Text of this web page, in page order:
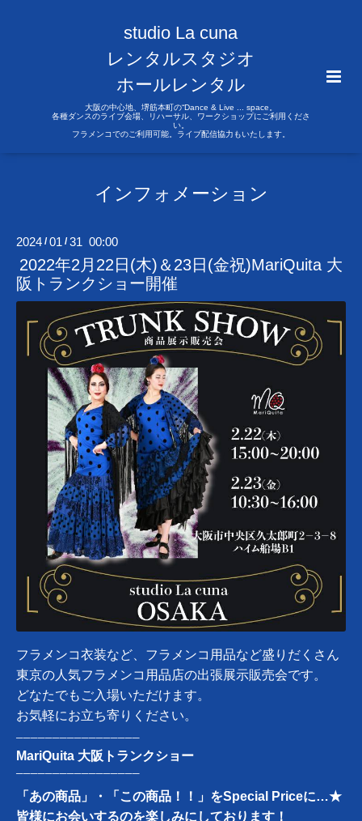
studio La cuna
レンタルスタジオ
ホールレンタル
大阪の中心地、堺筋本町の“Dance & Live ... space。
各種ダンスのライブ会場、リハーサル、ワークショップにご利用くださ
い。
フラメンコでのご利用可能。ライブ配信協力もいたします。
インフォメーション
2024 /01 /31 00:00
2022年2月22日(木)＆23日(金祝)MariQuita 大
阪トランクショー開催
フラメンコ衣装など、フラメンコ用品など盛りだくさん
東京の人気フラメンコ用品店の出張展示販売会です。
どなたでもご入場いただけます。
お気軽にお立ち寄りください。
─────────────────
MariQuita 大阪トランクショー
─────────────────
「あの商品」・「この商品！！」をSpecial Priceに…★
皆様にお会いするのを楽しみにしております！